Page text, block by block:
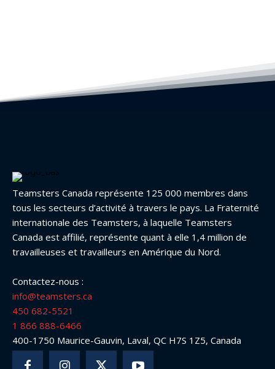
Teamsters Canada représente 125 000 membres dans
tous les secteurs d’activité à travers le pays. La Fraternité
internationale des Teamsters, à laquelle Teamsters
Canada est affilié, représente quant à elle 1,4 million de
travailleuses et travailleurs en Amérique du Nord.
Contactez-nous :
info@teamsters.ca
450 682-5521
1 866 888-6466
400-1750 Maurice-Gauvin, Laval, QC H7S 1Z5, Canada